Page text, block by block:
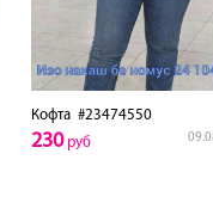
Кофта#23474550
230руб